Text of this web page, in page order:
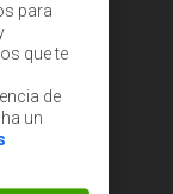
para
que te
de
un